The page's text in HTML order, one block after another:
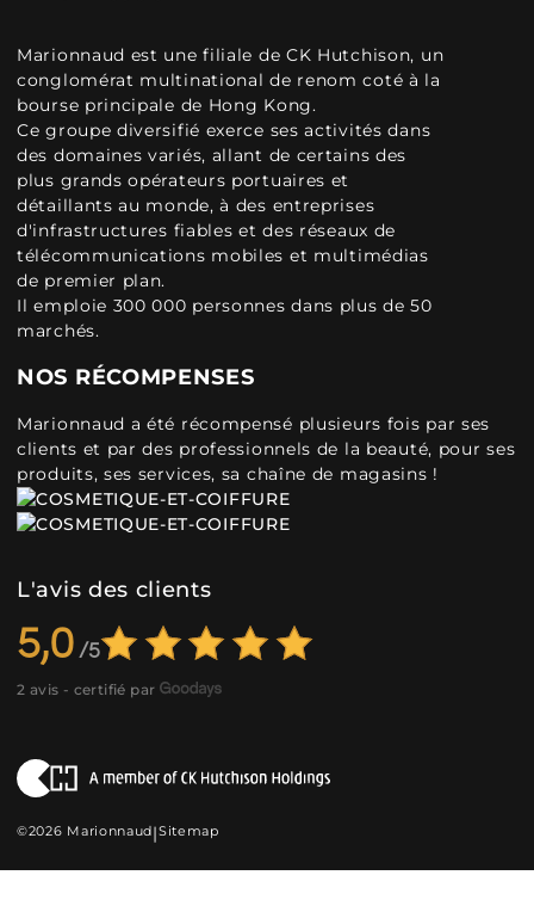
Marionnaud est une filiale de CK Hutchison, un
conglomérat multinational de renom coté à la
bourse principale de Hong Kong.
Ce groupe diversifié exerce ses activités dans
des domaines variés, allant de certains des
plus grands opérateurs portuaires et
détaillants au monde, à des entreprises
d'infrastructures fiables et des réseaux de
télécommunications mobiles et multimédias
de premier plan.
Il emploie 300 000 personnes dans plus de 50
marchés.
NOS RÉCOMPENSES
Marionnaud a été récompensé plusieurs fois par ses
clients et par des professionnels de la beauté, pour ses
produits, ses services, sa chaîne de magasins !
L'avis des clients
5,0
2 avis - certifié par
©2026 Marionnaud|Sitemap